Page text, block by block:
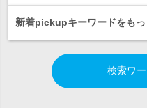
新着pickupキーワードをもっ
検索ワ